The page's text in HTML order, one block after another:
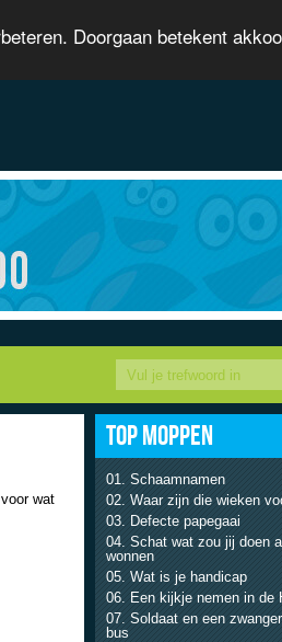
Doorgaan betekent
wat
TOP MOPPEN
Schaamnamen
Waar zijn die wieken
Defecte papegaai
Schat wat zou jij doen
wonnen
Wat is je handicap
Een kijkje nemen in de
Soldaat en een
bus